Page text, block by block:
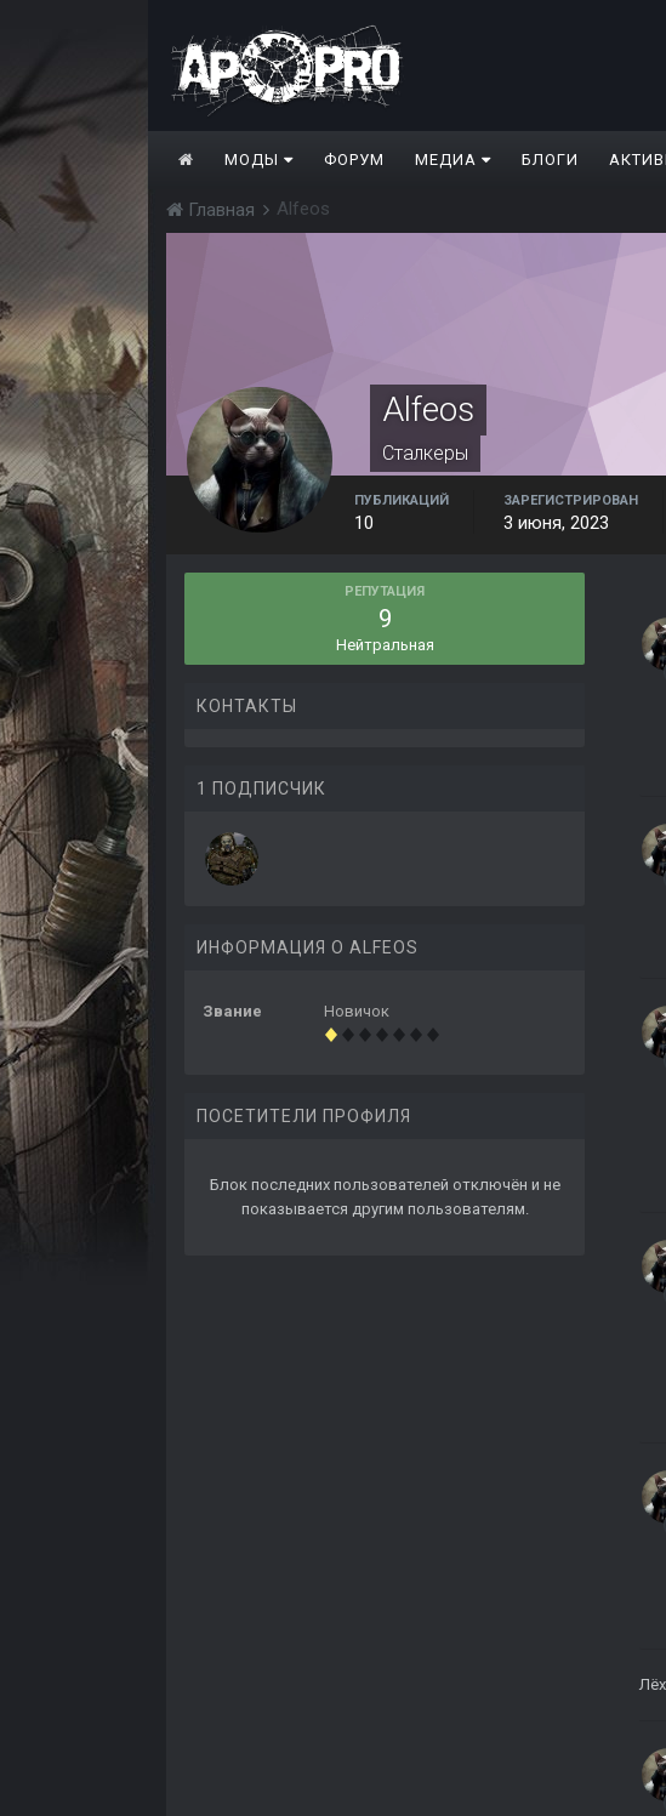
МОДЫ ФОРУМ МЕДИА БЛОГИ
Главная Alfeos
Alfeos
Сталкеры
ПУБЛИКАЦИЙ
10
ЗАРЕГИСТРИРОВАН
3 июня, 2023
РЕПУТАЦИЯ
9
Нейтральная
КОНТАКТЫ
1 ПОДПИСЧИК
ИНФОРМАЦИЯ О ALFEOS
Звание Новичок
ПОСЕТИТЕЛИ ПРОФИЛЯ
Блок последних пользователей отключён и не
показывается другим пользователям.